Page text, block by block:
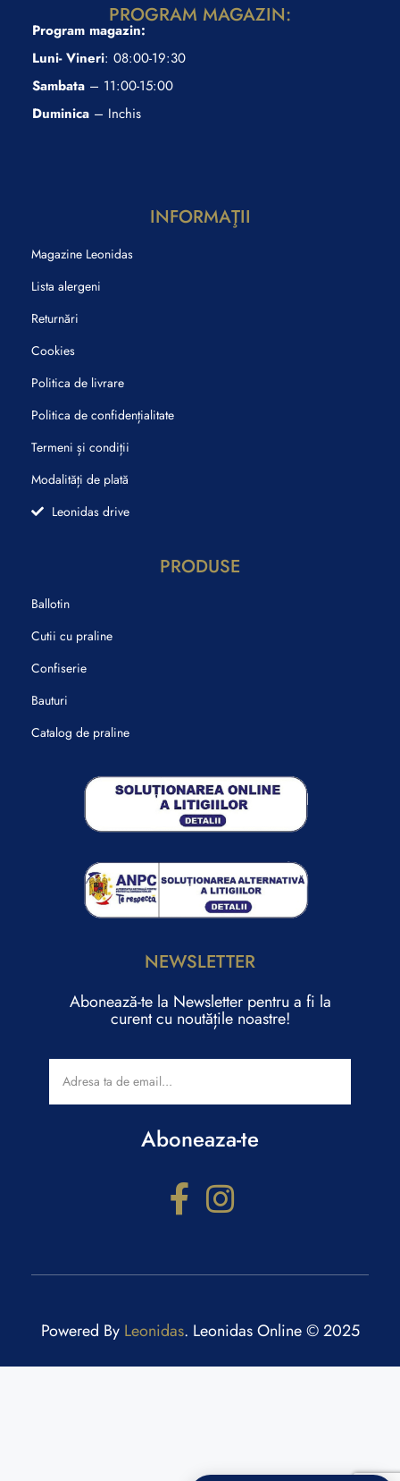
PROGRAM MAGAZIN:
Program magazin:
Luni- Vineri: 08:00-19:30
Sambata – 11:00-15:00
Duminica – Inchis
INFORMAŢII
Magazine Leonidas
Lista alergeni
Returnări
Cookies
Politica de livrare
Politica de confidențialitate
Termeni și condiții
Modalități de plată
Leonidas drive
PRODUSE
Ballotin
Cutii cu praline
Confiserie
Bauturi
Catalog de praline
NEWSLETTER
Abonează-te la Newsletter pentru a fi la
curent cu noutățile noastre!
Aboneaza-te
Powered By Leonidas. Leonidas Online © 2025